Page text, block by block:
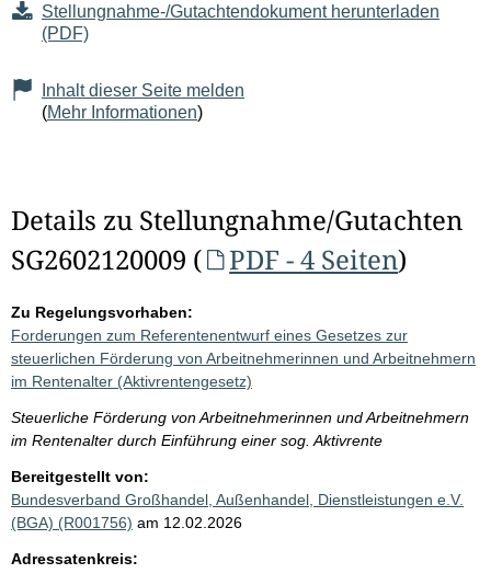
Stellungnahme-/Gutachtendokument herunterladen
(PDF)
Inhalt dieser Seite melden
(Mehr Informationen)
Details zu Stellungnahme/Gutachten
SG2602120009 (
PDF - 4 Seiten)
Zu Regelungsvorhaben:
Forderungen zum Referentenentwurf eines Gesetzes zur
steuerlichen Förderung von Arbeitnehmerinnen und Arbeitnehmern
im Rentenalter (Aktivrentengesetz)
Steuerliche Förderung von Arbeitnehmerinnen und Arbeitnehmern
im Rentenalter durch Einführung einer sog. Aktivrente
Bereitgestellt von:
Bundesverband Großhandel, Außenhandel, Dienstleistungen e.V.
(BGA) (R001756) am 12.02.2026
Adressatenkreis: